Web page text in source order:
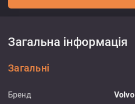
Загальна інформація
Загальні
Бренд Volvo